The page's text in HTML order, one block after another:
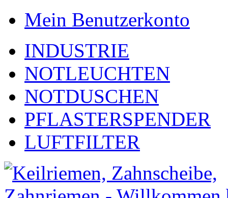
Mein Benutzerkonto
INDUSTRIE
NOTLEUCHTEN
NOTDUSCHEN
PFLASTERSPENDER
LUFTFILTER